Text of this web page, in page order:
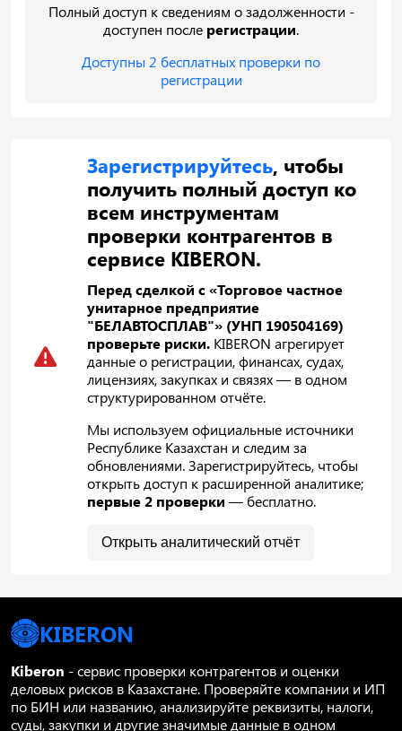
Полный доступ к сведениям о задолженности -
доступен после регистрации.
Доступны 2 бесплатных проверки по
регистрации
Зарегистрируйтесь, чтобы
получить полный доступ ко
всем инструментам
проверки контрагентов в
сервисе KIBERON.
Перед сделкой с «Торговое частное
унитарное предприятие
"БЕЛАВТОСПЛАВ"» (УНП 190504169)
проверьте риски. KIBERON агрегирует
данные о регистрации, финансах, судах,
лицензиях, закупках и связях — в одном
структурированном отчёте.
Мы используем официальные источники
Республике Казахстан и следим за
обновлениями. Зарегистрируйтесь, чтобы
открыть доступ к расширенной аналитике;
первые 2 проверки — бесплатно.
Открыть аналитический отчёт
KIBERON
Kiberon - сервис проверки контрагентов и оценки
деловых рисков в Казахстане. Проверяйте компании и ИП
по БИН или названию, анализируйте реквизиты, налоги,
суды, закупки и другие значимые данные в одном